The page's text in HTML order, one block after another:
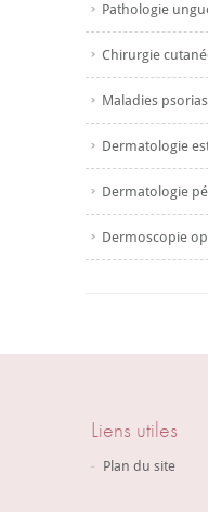
Pathologie
Chirurgie
Maladies
Dermatologie
Dermatologie
Dermoscopie
Liens utiles
Plan du site